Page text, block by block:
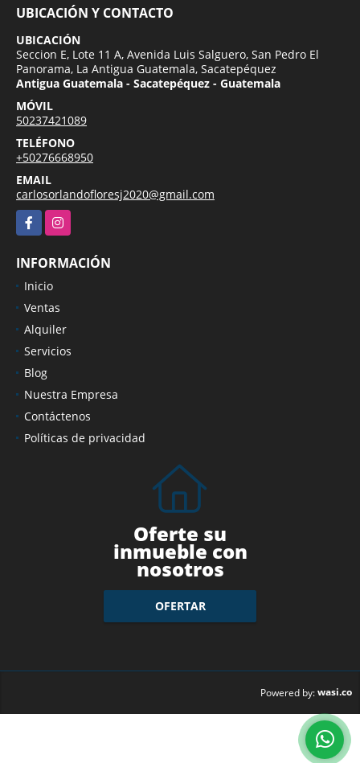
UBICACIÓN Y CONTACTO
UBICACIÓN
Seccion E, Lote 11 A, Avenida Luis Salguero, San Pedro El
Panorama, La Antigua Guatemala, Sacatepéquez
Antigua Guatemala - Sacatepéquez - Guatemala
MÓVIL
50237421089
TELÉFONO
+50276668950
EMAIL
carlosorlandofloresj2020@gmail.com
FacebookInstagram
INFORMACIÓN
Inicio
Ventas
Alquiler
Servicios
Blog
Nuestra Empresa
Contáctenos
Políticas de privacidad
Oferte su
inmueble con
nosotros
OFERTAR
Powered by:wasi.co